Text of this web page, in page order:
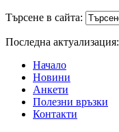
Търсене в сайта:
Последна актуализация:
Начало
Новини
Анкети
Полезни връзки
Контакти